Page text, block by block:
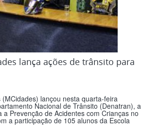
lança ações de trânsito para
lançou nesta quarta-feira
Nacional de Trânsito (Denatran), a
a Prevenção de Acidentes com Crianças no
a participação de 105 alunos da Escola